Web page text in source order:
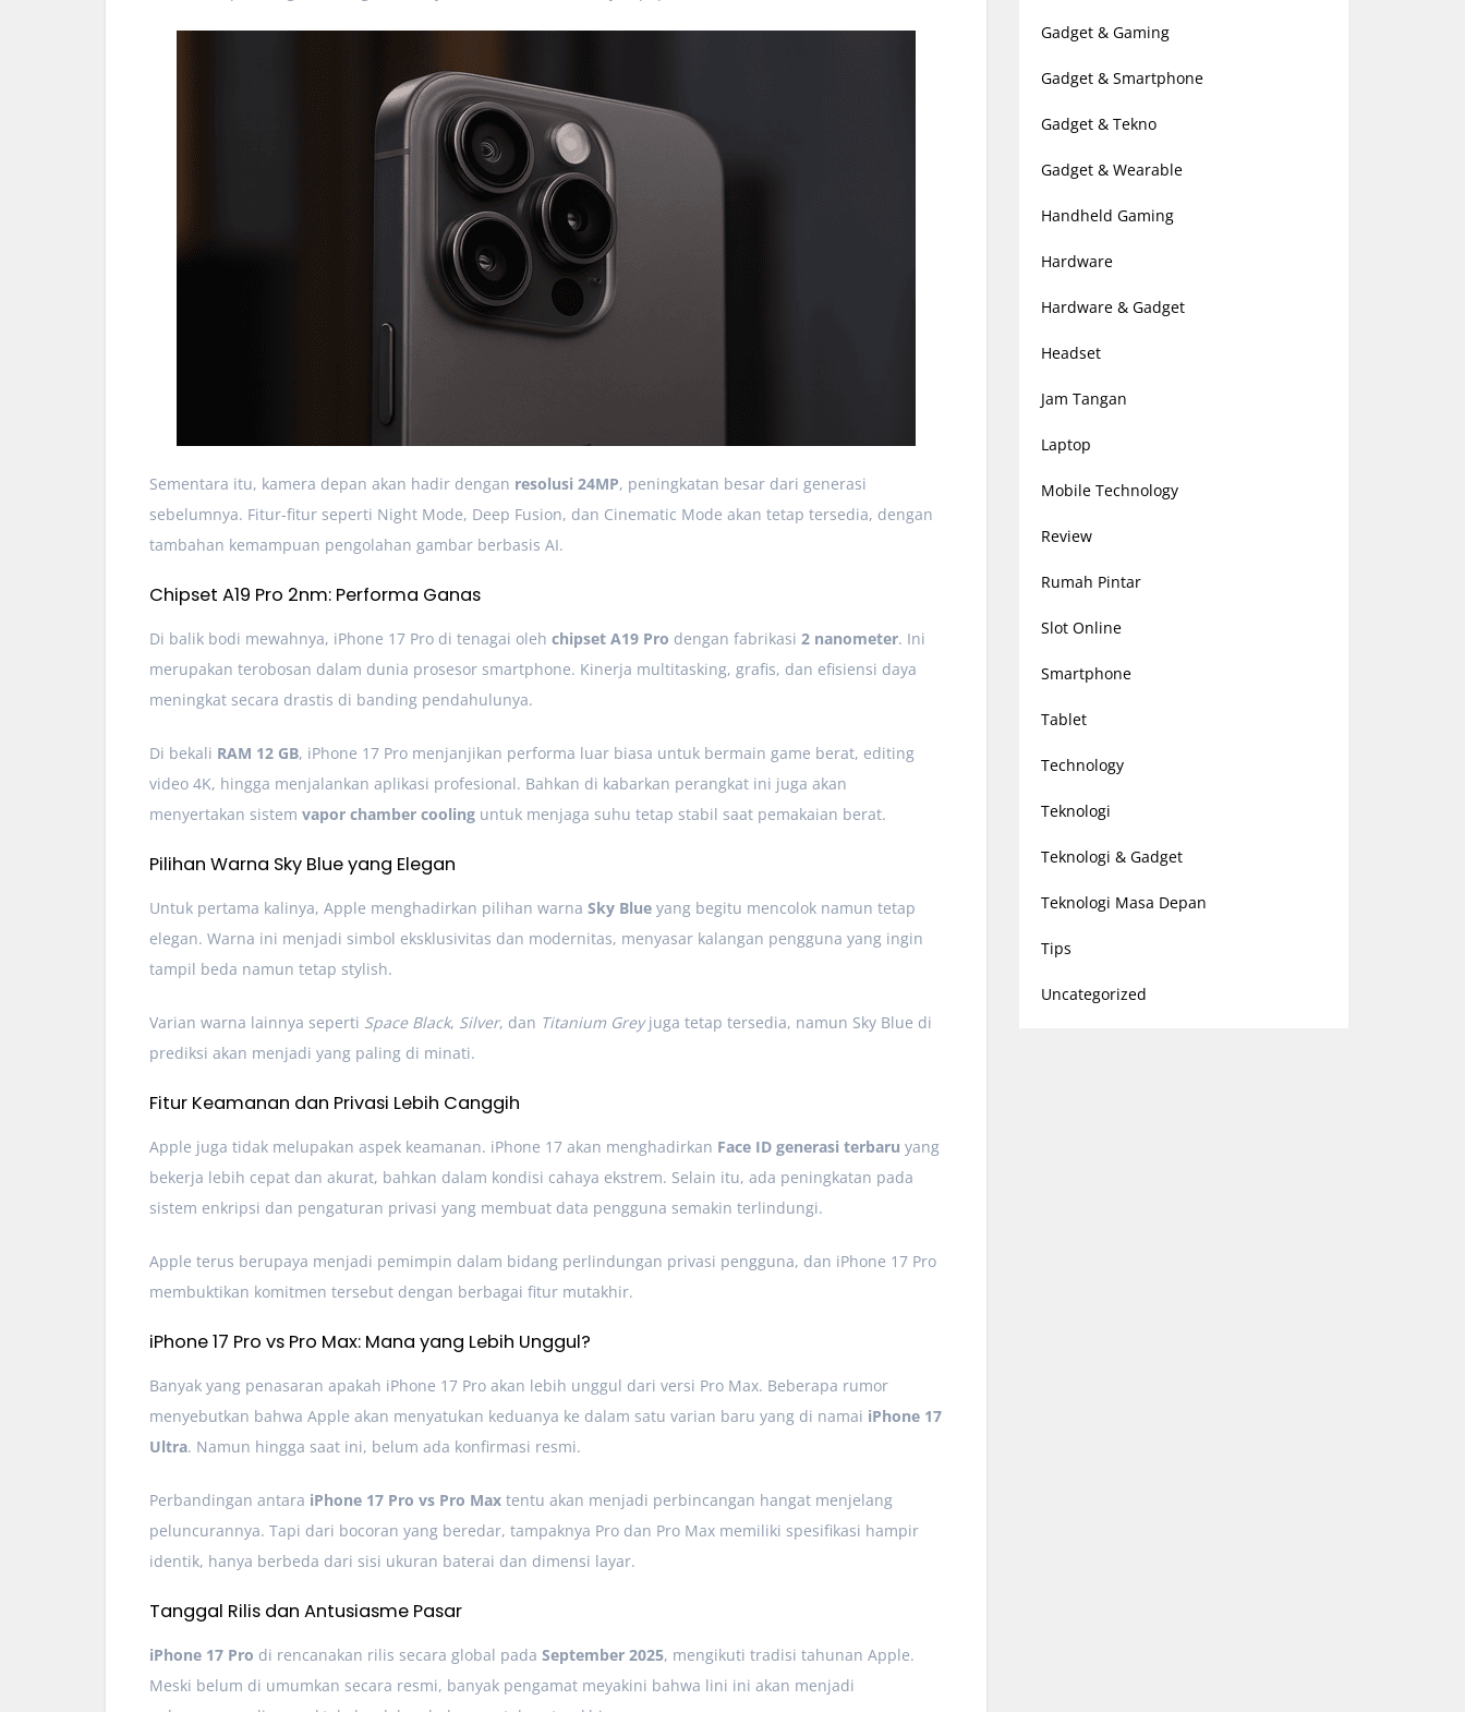
Sementara itu, kamera depan akan hadir dengan resolusi 24MP, peningkatan besar dari generasi
sebelumnya. Fitur-fitur seperti Night Mode, Deep Fusion, dan Cinematic Mode akan tetap tersedia, dengan
tambahan kemampuan pengolahan gambar berbasis AI.
Chipset A19 Pro 2nm: Performa Ganas
Di balik bodi mewahnya, iPhone 17 Pro di tenagai oleh chipset A19 Pro dengan fabrikasi 2 nanometer. Ini
merupakan terobosan dalam dunia prosesor smartphone. Kinerja multitasking, grafis, dan efisiensi daya
meningkat secara drastis di banding pendahulunya.
Di bekali RAM 12 GB, iPhone 17 Pro menjanjikan performa luar biasa untuk bermain game berat, editing
video 4K, hingga menjalankan aplikasi profesional. Bahkan di kabarkan perangkat ini juga akan
menyertakan sistem vapor chamber cooling untuk menjaga suhu tetap stabil saat pemakaian berat.
Pilihan Warna Sky Blue yang Elegan
Untuk pertama kalinya, Apple menghadirkan pilihan warna Sky Blue yang begitu mencolok namun tetap
elegan. Warna ini menjadi simbol eksklusivitas dan modernitas, menyasar kalangan pengguna yang ingin
tampil beda namun tetap stylish.
Varian warna lainnya seperti Space Black, Silver, dan Titanium Greyjuga tetap tersedia, namun Sky Blue di
prediksi akan menjadi yang paling di minati.
Fitur Keamanan dan Privasi Lebih Canggih
Apple juga tidak melupakan aspek keamanan. iPhone 17 akan menghadirkan Face ID generasi terbaru yang
bekerja lebih cepat dan akurat, bahkan dalam kondisi cahaya ekstrem. Selain itu, ada peningkatan pada
sistem enkripsi dan pengaturan privasi yang membuat data pengguna semakin terlindungi.
Apple terus berupaya menjadi pemimpin dalam bidang perlindungan privasi pengguna, dan iPhone 17 Pro
membuktikan komitmen tersebut dengan berbagai fitur mutakhir.
iPhone 17 Pro vs Pro Max: Mana yang Lebih Unggul?
Banyak yang penasaran apakah iPhone 17 Pro akan lebih unggul dari versi Pro Max. Beberapa rumor
menyebutkan bahwa Apple akan menyatukan keduanya ke dalam satu varian baru yang di namai iPhone 17
Ultra. Namun hingga saat ini, belum ada konfirmasi resmi.
Perbandingan antara iPhone 17 Pro vs Pro Max tentu akan menjadi perbincangan hangat menjelang
peluncurannya. Tapi dari bocoran yang beredar, tampaknya Pro dan Pro Max memiliki spesifikasi hampir
identik, hanya berbeda dari sisi ukuran baterai dan dimensi layar.
Tanggal Rilis dan Antusiasme Pasar
iPhone 17 Pro di rencanakan rilis secara global pada September 2025, mengikuti tradisi tahunan Apple.
Meski belum di umumkan secara resmi, banyak pengamat meyakini bahwa lini ini akan menjadi
Gadget & Gaming
Gadget & Smartphone
Gadget & Tekno
Gadget & Wearable
Handheld Gaming
Hardware
Hardware & Gadget
Headset
Jam Tangan
Laptop
Mobile Technology
Review
Rumah Pintar
Slot Online
Smartphone
Tablet
Technology
Teknologi
Teknologi & Gadget
Teknologi Masa Depan
Tips
Uncategorized